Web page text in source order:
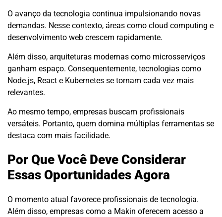
O avanço da tecnologia continua impulsionando novas
demandas. Nesse contexto, áreas como cloud computing e
desenvolvimento web crescem rapidamente.
Além disso, arquiteturas modernas como microsserviços
ganham espaço. Consequentemente, tecnologias como
Node.js, React e Kubernetes se tornam cada vez mais
relevantes.
Ao mesmo tempo, empresas buscam profissionais
versáteis. Portanto, quem domina múltiplas ferramentas se
destaca com mais facilidade.
Por Que Você Deve Considerar
Essas Oportunidades Agora
O momento atual favorece profissionais de tecnologia.
Além disso, empresas como a Makin oferecem acesso a